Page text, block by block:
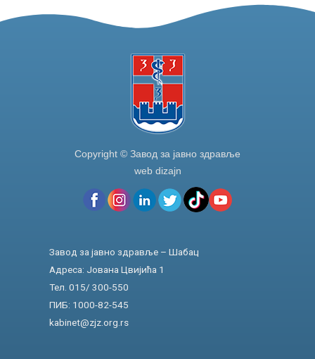
o
Copyright © Завод за јавно здравље
web dizajn
Завод за јавно здравље – Шабац
Адреса: Јована Цвијића 1
Тел. 015/ 300-550
ПИБ: 1000-82-545
kabinet@zjz.org.rs